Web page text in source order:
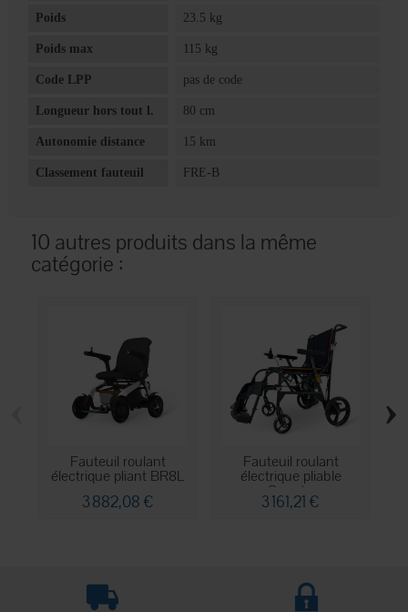
Poids 23.5 kg
Poids max 115 kg
Code LPP pas de code
Longueur hors tout l. 80 cm
Autonomie distance 15 km
Classement fauteuil FRE-B
10 autres produits dans la même
catégorie :
Fauteuil roulant
électrique pliant BR8L
3 882,08 €
Fauteuil roulant
électrique pliable
Smart...
3 161,21 €
›